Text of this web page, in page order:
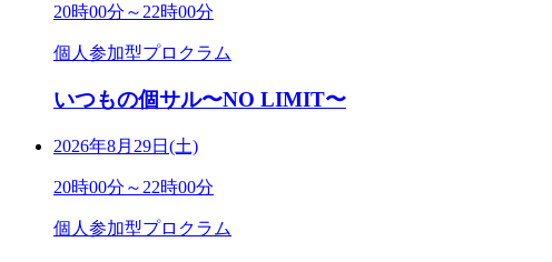
20時00分～22時00分
個人参加型プロクラム
いつもの個サル〜NO LIMIT〜
2026年8月29日(土)
20時00分～22時00分
個人参加型プロクラム